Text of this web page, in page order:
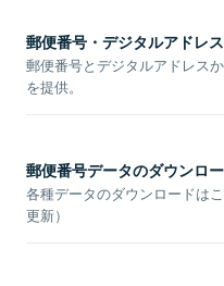
郵便番号・デジタルアドレ
郵便番号とデジタルアドレス
を提供。
郵便番号データのダウンロ
各種データのダウンロードは
更新）